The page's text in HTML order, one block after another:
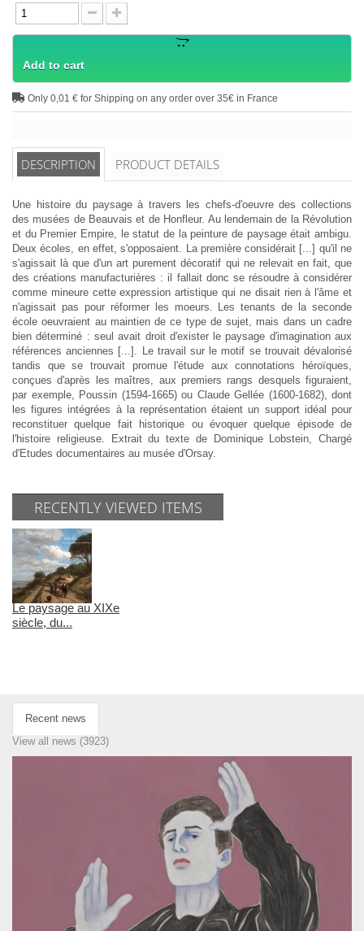
Add to cart
Only 0,01 € for Shipping on any order over 35€ in France
DESCRIPTION PRODUCT DETAILS
Une histoire du paysage à travers les chefs-d'oeuvre des collections
des musées de Beauvais et de Honfleur. Au lendemain de la Révolution
et du Premier Empire, le statut de la peinture de paysage était ambigu.
Deux écoles, en effet, s'opposaient. La première considérait [...] qu'il ne
s'agissait là que d'un art purement décoratif qui ne relevait en fait, que
des créations manufacturières : il fallait donc se résoudre à considérer
comme mineure cette expression artistique qui ne disait rien à l'âme et
n'agissait pas pour réformer les moeurs. Les tenants de la seconde
école oeuvraient au maintien de ce type de sujet, mais dans un cadre
bien déterminé : seul avait droit d'exister le paysage d'imagination aux
références anciennes [...]. Le travail sur le motif se trouvait dévalorisé
tandis que se trouvait promue l'étude aux connotations héroïques,
conçues d'après les maîtres, aux premiers rangs desquels figuraient,
par exemple, Poussin (1594-1665) ou Claude Gellée (1600-1682), dont
les figures intégrées à la représentation étaient un support idéal pour
reconstituer quelque fait historique ou évoquer quelque épisode de
l'histoire religieuse. Extrait du texte de Dominique Lobstein, Chargé
d'Etudes documentaires au musée d'Orsay.
RECENTLY VIEWED ITEMS
Le paysage au XIXe
siècle, du...
Recent news
View all news (3923)